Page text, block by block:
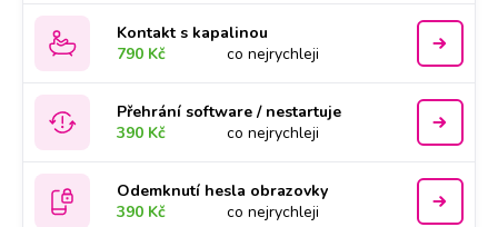
Kontakt s kapalinou
790 Kč
co nejrychleji
Přehrání software / nestartuje
390 Kč
co nejrychleji
Odemknutí hesla obrazovky
390 Kč
co nejrychleji